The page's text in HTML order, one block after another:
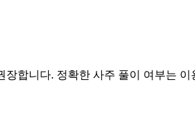
합니다. 정확한 사주 풀이 여부는